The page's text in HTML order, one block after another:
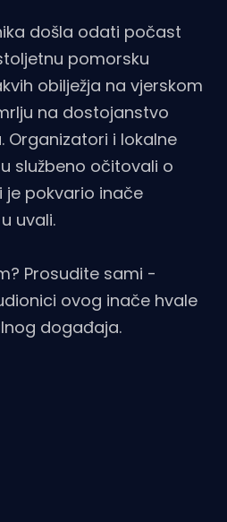
došla odati počast
pomorsku
obilježja na vjerskom
na dostojanstvo
Organizatori i lokalne
službeno očitovali o
je pokvario inače
uvali.
Prosudite sami -
ovog inače hvale
događaja.